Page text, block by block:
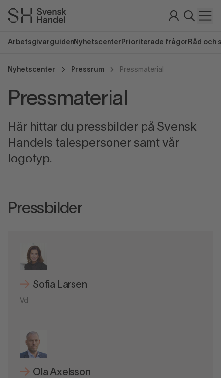
Arbetsgivarguiden Nyhetscenter Prioriterade frågor Råd och
Nyhetscenter Pressrum Pressmaterial
Pressmaterial
Här hittar du pressbilder på Svensk
Handels talespersoner samt vår
logotyp.
Pressbilder
Sofia Larsen
Vd
Ola Axelsson